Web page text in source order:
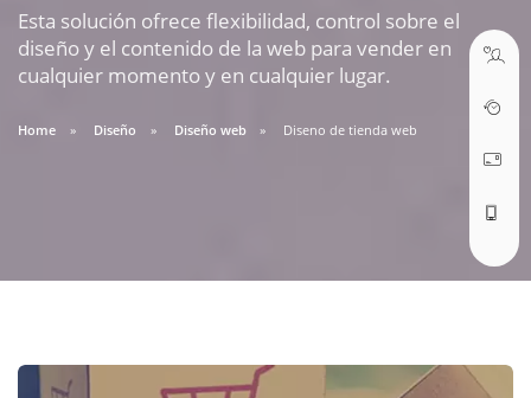
Esta solución ofrece flexibilidad, control sobre el
diseño y el contenido de la web para vender en
cualquier momento y en cualquier lugar.
Home Diseño Diseño web Diseno de tienda web
soporte@webseo.cl
ABRIR TICKET